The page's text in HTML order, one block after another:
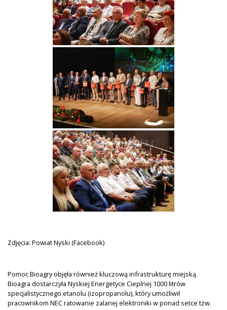
Zdjęcia: Powiat Nyski (Facebook)
Pomoc Bioagry objęła również kluczową infrastrukturę miejską.
Bioagra dostarczyła Nyskiej Energetyce Cieplnej 1000 litrów
specjalistycznego etanolu (izopropanolu), który umożliwił
pracownikom NEC ratowanie zalanej elektroniki w ponad setce tzw.